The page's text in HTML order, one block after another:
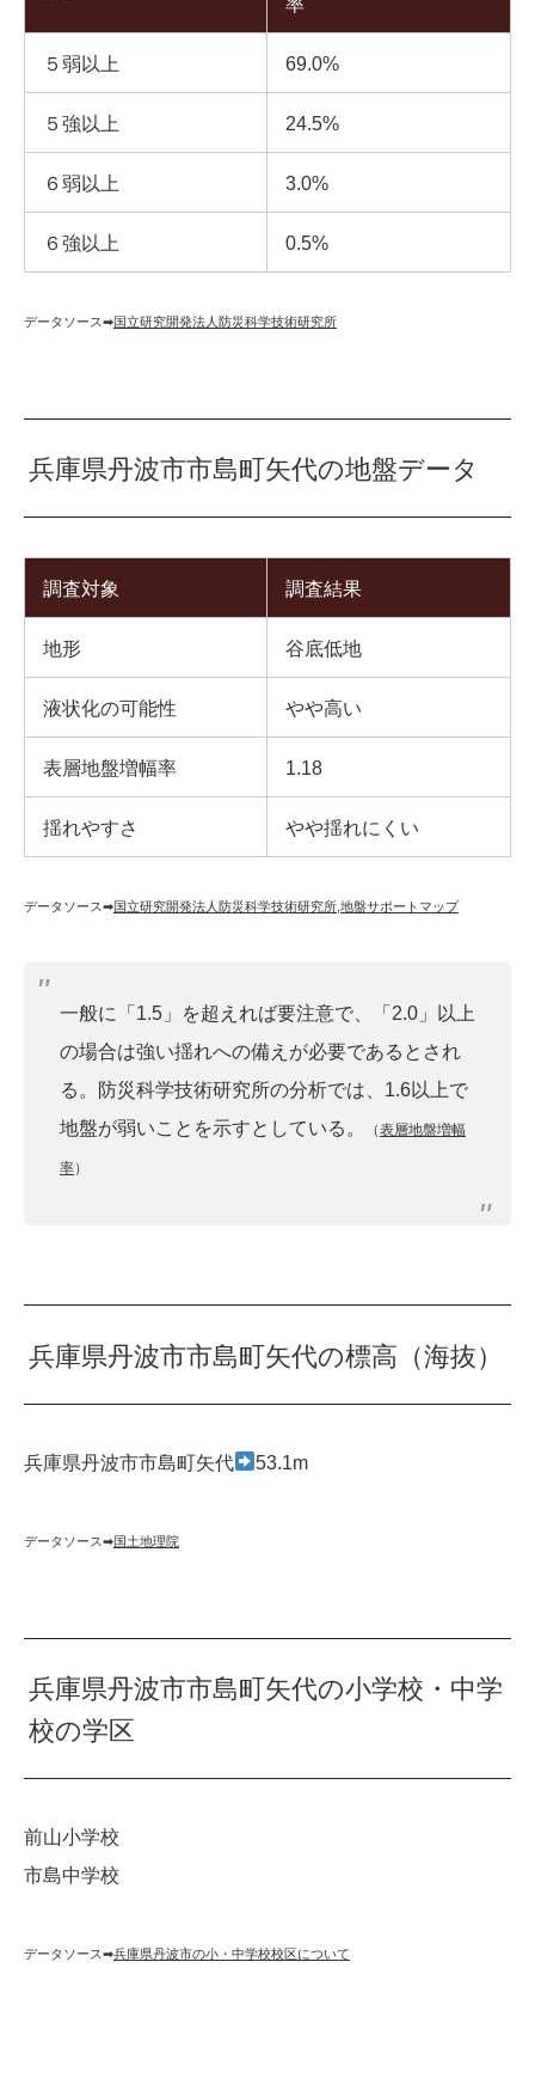
率
５弱以上 69.0%
５強以上 24.5%
６弱以上 3.0%
６強以上 0.5%
データソース➡︎国立研究開発法人防災科学技術研究所
兵庫県丹波市市島町矢代の地盤データ
調査対象 調査結果
地形 谷底低地
液状化の可能性 やや高い
表層地盤増幅率 1.18
揺れやすさ やや揺れにくい
データソース➡︎国立研究開発法人防災科学技術研究所 地盤サポートマップ
一般に「1.5」を超えれば要注意で、「2.0」以上
の場合は強い揺れへの備えが必要であるとされ
る。防災科学技術研究所の分析では、1.6以上で
地盤が弱いことを示すとしている。
（表層地盤増幅
率）
兵庫県丹波市市島町矢代の標高（海抜）
兵庫県丹波市市島町矢代 53.1m
データソース➡︎国土地理院
兵庫県丹波市市島町矢代の小学校・中学
校の学区
前山小学校
市島中学校
データソース➡︎兵庫県丹波市の小・中学校校区について